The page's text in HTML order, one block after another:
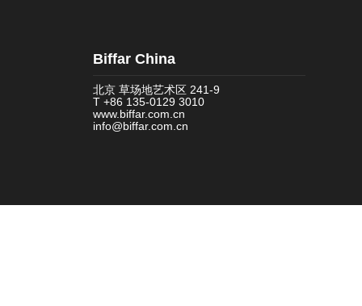
Biffar China
北京 草场地艺术区 241-9
T +86 135-0129 3010
www.biffar.com.cn
info@biffar.com.cn